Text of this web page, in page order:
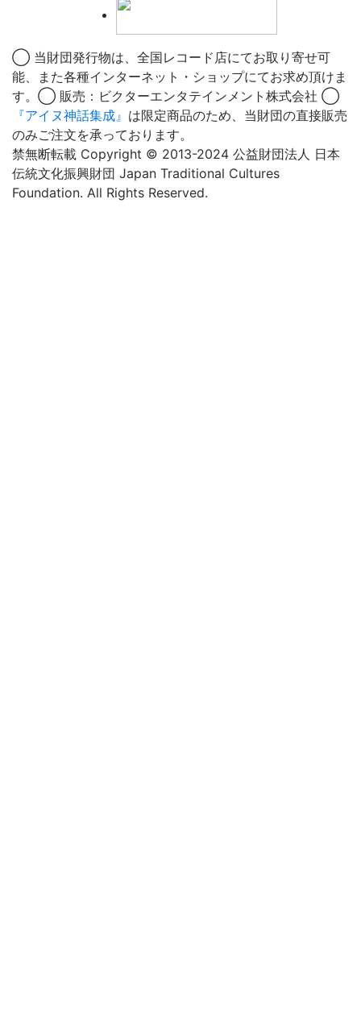
◯ 当財団発行物は、全国レコード店にてお取り寄せ可
能、また各種インターネット・ショップにてお求め頂けま
す。◯ 販売：ビクターエンタテインメント株式会社 ◯
『アイヌ神話集成』 は限定商品のため、当財団の直接販売
のみご注文を承っております。
禁無断転載 Copyright © 2013-2024 公益財団法人 日本
伝統文化振興財団 Japan Traditional Cultures
Foundation. All Rights Reserved.